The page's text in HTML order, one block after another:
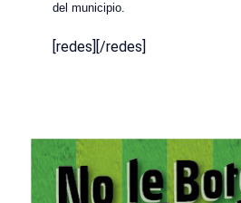
del municipio.
[redes][/redes]